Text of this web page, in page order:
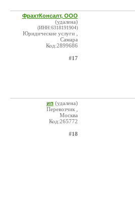
ФрахтКонсалт, ООО
(удалена)
(ИНН:6318191904)
Юридические услуги ,
Самара
Код:2899686
#17
ип (удалена)
Перевозчик ,
Москва
Код:265772
#18